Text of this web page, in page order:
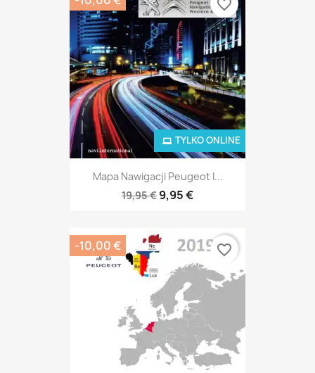
Mapa Nawigacji Peugeot I...
19,95 € 9,95 €
TYLKO ONLINE
favorite_border
-10,00 € favorite_border